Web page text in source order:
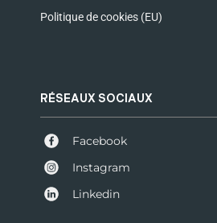
Politique de cookies (EU)
RÉSEAUX SOCIAUX
Facebook
Instagram
Linkedin